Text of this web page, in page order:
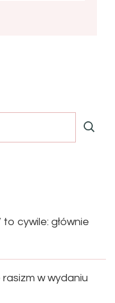
cywile: głównie
w wydaniu